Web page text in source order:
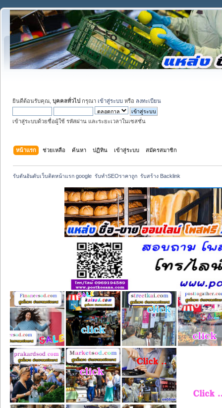
ยินดีต้อนรับคุณ, บุคคลทั่วไป กรุณา เข้าสู่ระบบ หรือ ลงทะเบียน
เข้าสู่ระบบด้วยชื่อผู้ใช้ รหัสผ่าน และระยะเวลาในเซสชั่น
หน้าแรก ช่วยเหลือ ค้นหา ปฏิทิน เข้าสู่ระบบ สมัครสมาชิก
รับดันอันดับเว็บติดหน้าแรก google  รับทำSEOราคาถูก  รับสร้าง Backlink